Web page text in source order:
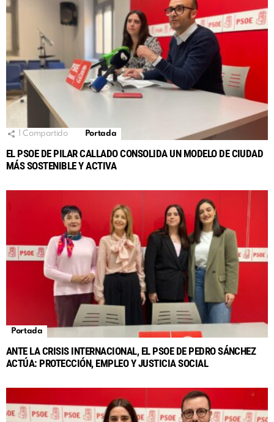
Compartido Portada
EL PSOE DE PILAR CALLADO CONSOLIDA UN MODELO DE CIUDAD
MÁS SOSTENIBLE Y ACTIVA
Portada
ANTE LA CRISIS INTERNACIONAL, EL PSOE DE PEDRO SÁNCHEZ
ACTÚA: PROTECCIÓN, EMPLEO Y JUSTICIA SOCIAL